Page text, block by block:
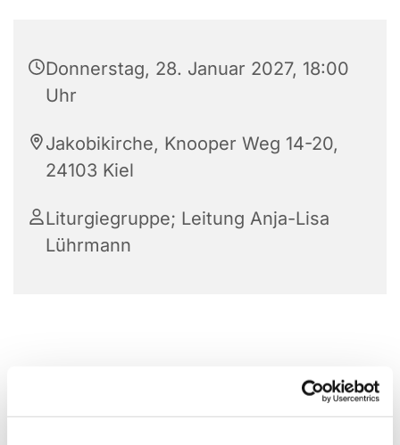
Donnerstag, 28. Januar 2027, 18:00
Uhr
Jakobikirche, Knooper Weg 14-20,
24103 Kiel
Liturgiegruppe; Leitung Anja-Lisa
Lührmann